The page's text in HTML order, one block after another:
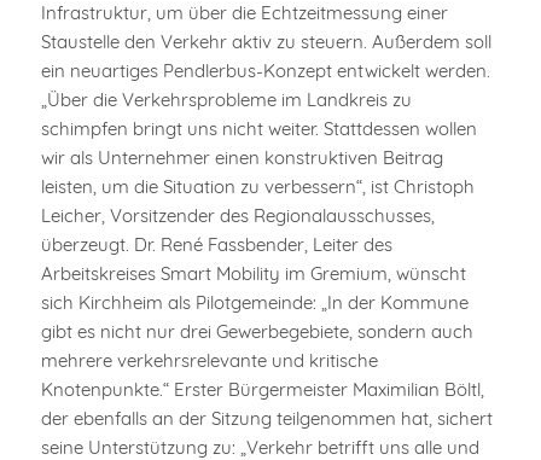
Infrastruktur, um über die Echtzeitmessung einer
Staustelle den Verkehr aktiv zu steuern. Außerdem soll
ein neuartiges Pendlerbus-Konzept entwickelt werden.
„Über die Verkehrsprobleme im Landkreis zu
schimpfen bringt uns nicht weiter. Stattdessen wollen
wir als Unternehmer einen konstruktiven Beitrag
leisten, um die Situation zu verbessern“, ist Christoph
Leicher, Vorsitzender des Regionalausschusses,
überzeugt. Dr. René Fassbender, Leiter des
Arbeitskreises Smart Mobility im Gremium, wünscht
sich Kirchheim als Pilotgemeinde: „In der Kommune
gibt es nicht nur drei Gewerbegebiete, sondern auch
mehrere verkehrsrelevante und kritische
Knotenpunkte.“ Erster Bürgermeister Maximilian Böltl,
der ebenfalls an der Sitzung teilgenommen hat, sichert
seine Unterstützung zu: „Verkehr betrifft uns alle und